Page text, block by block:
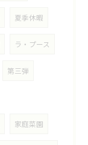
夏季休暇
ラ・プース
第三弾
家庭菜園